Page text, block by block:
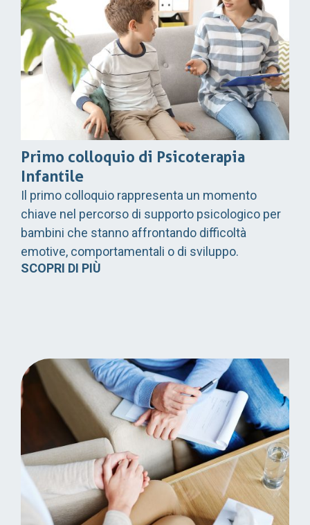
Primo colloquio di Psicoterapia
Infantile
Il primo colloquio rappresenta un momento
chiave nel percorso di supporto psicologico per
bambini che stanno affrontando difficoltà
emotive, comportamentali o di sviluppo.
SCOPRI DI PIÙ